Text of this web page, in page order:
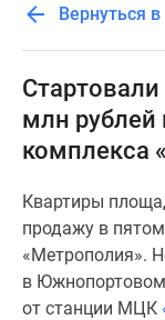
Москвы
Готовые
новостройки
Новостройки
карте
предложения
Коммерческие
помещения
Продавцы
Вернуться
млн рублей
комплекса
Квартиры
продажу в
«Метрополия».
в
от станции МЦК